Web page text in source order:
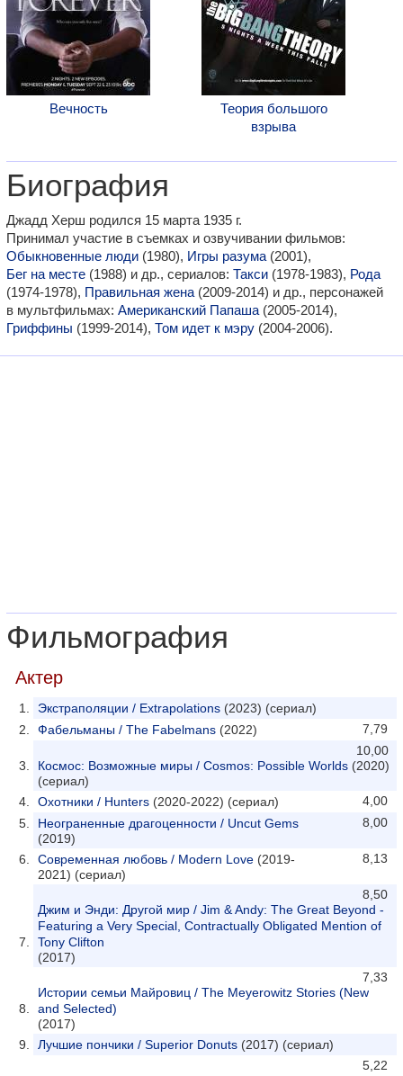
Вечность
Теория большого
взрыва
Биография
Джадд Херш родился 15 марта 1935 г.
Принимал участие в съемках и озвучивании фильмов:
Обыкновенные люди (1980), Игры разума (2001),
Бег на месте (1988) и др., сериалов: Такси (1978-1983), Рода
(1974-1978), Правильная жена (2009-2014) и др., персонажей
в мультфильмах: Американский Папаша (2005-2014),
Гриффины (1999-2014), Том идет к мэру (2004-2006).
Фильмография
Актер
Экстраполяции / Extrapolations (2023) (сериал)
7,79
Фабельманы / The Fabelmans (2022)
10,00
Космос: Возможные миры / Cosmos: Possible Worlds (2020)
(сериал)
4,00
Охотники / Hunters (2020-2022) (сериал)
8,00
Неограненные драгоценности / Uncut Gems
(2019)
8,13
Современная любовь / Modern Love (2019-
2021) (сериал)
8,50
Джим и Энди: Другой мир / Jim & Andy: The Great Beyond -
Featuring a Very Special, Contractually Obligated Mention of
Tony Clifton
(2017)
7,33
Истории семьи Майровиц / The Meyerowitz Stories (New
and Selected)
(2017)
Лучшие пончики / Superior Donuts (2017) (сериал)
5,22